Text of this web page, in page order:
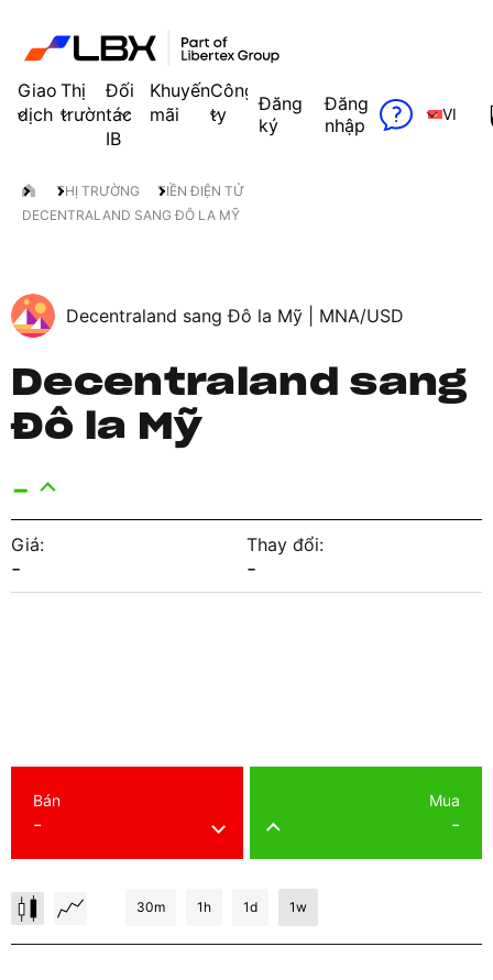
Giao
dịch
Thị
trường
Đối
tác
IB
Khuyến
mãi
Công
ty
Đăng
ký
Đăng
nhập
VI
THỊ TRƯỜNG
TIỀN ĐIỆN TỬ
DECENTRALAND SANG ĐÔ LA MỸ
Decentraland sang Đô la Mỹ | MNA/USD
Decentraland sang
Đô la Mỹ
-
Giá:
-
Thay đổi:
-
-
Bán
-
Mua
30m 1h 1d 1w